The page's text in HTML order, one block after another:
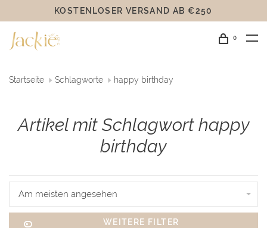
KOSTENLOSER VERSAND AB €250
0
Startseite Schlagworte happy birthday
Artikel mit Schlagwort happy
birthday
Am meisten angesehen
WEITERE FILTER